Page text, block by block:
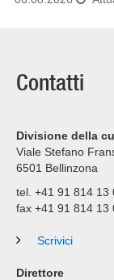
Contatti
Divisione della
Viale Stefano
6501 Bellinzona
tel. +41 91 814 13
fax +41 91 814 13
Scrivici
Direttore